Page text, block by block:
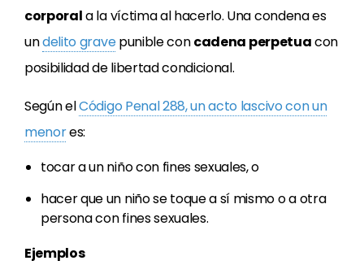
corporala la víctima al hacerlo. Una condena es
undelito gravepunible concadena perpetuacon
posibilidad de libertad condicional.
Según elCódigo Penal 288, un acto lascivo con un
menores:
tocar a un niño con fines sexuales, o
hacer que un niño se toque a sí mismo o a otra
persona con fines sexuales.
Ejemplos